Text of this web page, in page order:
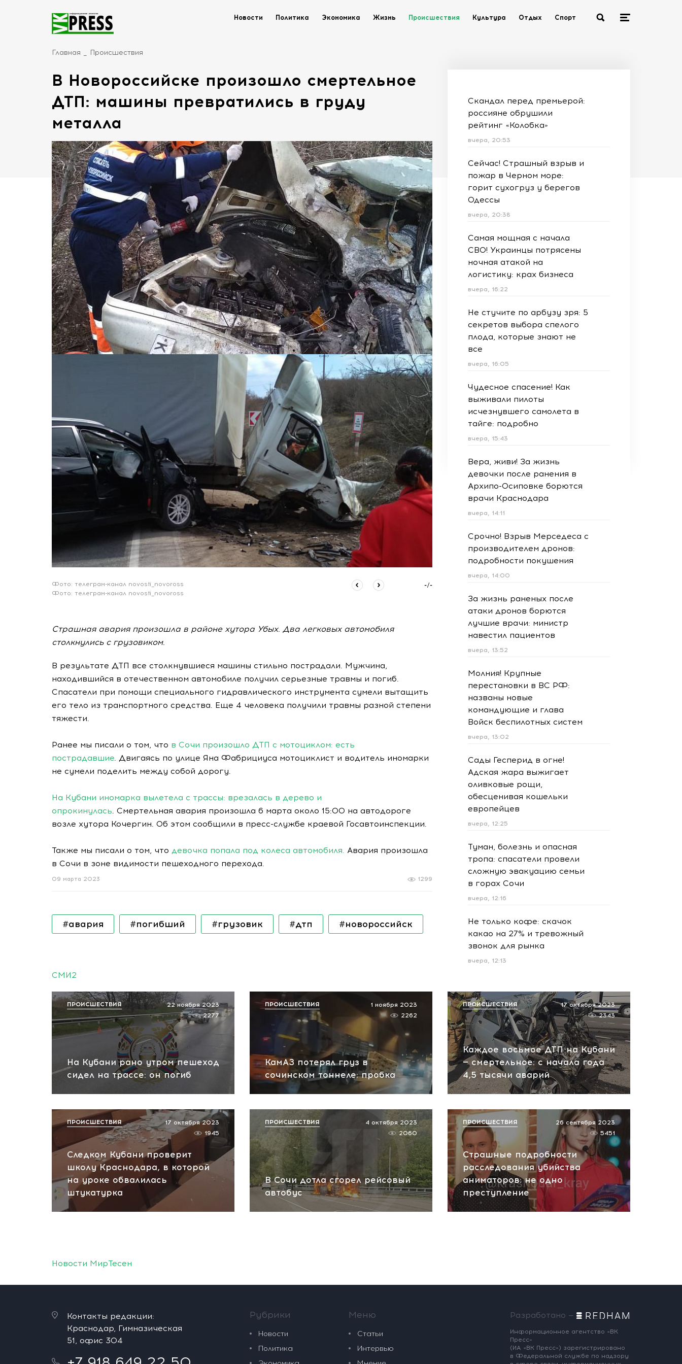
Новости Политика Экономика Жизнь Происшествия Культура Отдых Спорт
Главная Происшествия
В Новороссийске произошло смертельное
ДТП: машины превратились в груду
металла
Фото: телеграм-канал novosti_novoross
Фото: телеграм-канал novosti_novoross
-/-
Страшная авария произошла в районе хутора Убых. Два легковых автомобиля
столкнулись с грузовиком.
В результате ДТП все столкнувшиеся машины стильно пострадали. Мужчина,
находившийся в отечественном автомобиле получил серьезные травмы и погиб.
Спасатели при помощи специального гидравлического инструмента сумели вытащить
его тело из транспортного средства. Еще 4 человека получили травмы разной степени
тяжести.
Ранее мы писали о том, что в Сочи произошло ДТП с мотоциклом: есть
пострадавшие. Двигаясь по улице Яна Фабрициуса мотоциклист и водитель иномарки
не сумели поделить между собой дорогу.
На Кубани иномарка вылетела с трассы: врезалась в дерево и
опрокинулась. Смертельная авария произошла 6 марта около 15:00 на автодороге
возле хутора Кочергин. Об этом сообщили в пресс-службе краевой Госавтоинспекции.
Также мы писали о том, что девочка попала под колеса автомобиля. Авария произошла
в Сочи в зоне видимости пешеходного перехода.
1299
09 марта 2023
#авария #погибший #грузовик #дтп #новороссийск
Скандал перед премьерой:
россияне обрушили
рейтинг «Колобка»
вчера, 20:53
Сейчас! Страшный взрыв и
пожар в Черном море:
горит сухогруз у берегов
Одессы
вчера, 20:38
Самая мощная с начала
СВО! Украинцы потрясены
ночная атакой на
логистику: крах бизнеса
вчера, 16:22
Не стучите по арбузу зря: 5
секретов выбора спелого
плода, которые знают не
все
вчера, 16:05
Чудесное спасение! Как
выживали пилоты
исчезнувшего самолета в
тайге: подробно
вчера, 15:43
Вера, живи! За жизнь
девочки после ранения в
Архипо-Осиповке борются
врачи Краснодара
вчера, 14:11
Срочно! Взрыв Мерседеса с
производителем дронов:
подробности покушения
вчера, 14:00
За жизнь раненых после
атаки дронов борются
лучшие врачи: министр
навестил пациентов
вчера, 13:52
Молния! Крупные
перестановки в ВС РФ:
названы новые
командующие и глава
Войск беспилотных систем
вчера, 13:02
Сады Гесперид в огне!
Адская жара выжигает
оливковые рощи,
обесценивая кошельки
европейцев
вчера, 12:25
Туман, болезнь и опасная
тропа: спасатели провели
сложную эвакуацию семьи
в горах Сочи
вчера, 12:16
Не только кофе: скачок
какао на 27% и тревожный
звонок для рынка
вчера, 12:13
СМИ2
На Кубани рано утром пешеход
сидел на трассе: он погиб
22 ноября 2023
2277
ПРОИСШЕСТВИЯ
КамАЗ потерял груз в
сочинском тоннеле: пробка
1 ноября 2023
2262
ПРОИСШЕСТВИЯ
Каждое восьмое ДТП на Кубани
— смертельное: с начала года
4,5 тысячи аварий
17 октября 2023
2343
ПРОИСШЕСТВИЯ
Следком Кубани проверит
школу Краснодара, в которой
на уроке обвалилась
штукатурка
17 октября 2023
1945
ПРОИСШЕСТВИЯ
В Сочи дотла сгорел рейсовый
автобус
4 октября 2023
2060
ПРОИСШЕСТВИЯ
Страшные подробности
расследования убийства
аниматоров: не одно
преступление
26 сентября 2023
5451
ПРОИСШЕСТВИЯ
Новости МирТесен
Контакты редакции:
Краснодар, Гимназическая
51, офис 304
Рубрики
Новости
Политика
Меню
Статьи
Интервью
Разработано —
Информационное агентство «ВК
Пресс»
(ИА «ВК Пресс») зарегистрировано
в Федеральной службе по надзору